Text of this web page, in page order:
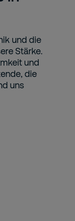
und die
Stärke.
und
die
uns